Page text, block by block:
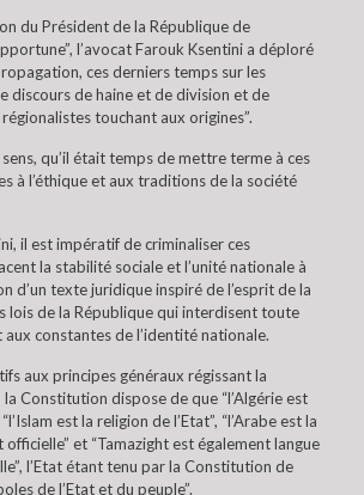
du Président de la République de
l’avocat Farouk Ksentini a déploré
ces derniers temps sur les
discours de haine et de division et de
touchant aux origines”.
qu’il était temps de mettre terme à ces
à l’éthique et aux traditions de la société
il est impératif de criminaliser ces
la stabilité sociale et l’unité nationale à
d’un texte juridique inspiré de l’esprit de la
lois de la République qui interdisent toute
aux constantes de l’identité nationale.
aux principes généraux régissant la
Constitution dispose de que “l’Algérie est
est la religion de l’Etat”, “l’Arabe est la
et “Tamazight est également langue
l’Etat étant tenu par la Constitution de
de l’Etat et du peuple”.